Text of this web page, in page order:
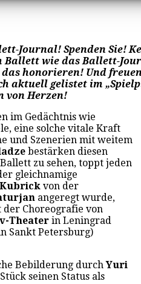
Journal! Spenden Sie!
Ballett wie das Ballett-
das honorieren! Und
aktuell gelistet im
von Herzen!
im Gedächtnis wie
eine solche vitale Kraft
und Szenerien mit weitem
bestärken diesen
Ballett zu sehen, toppt jeden
gleichnamige
von der
angeregt wurde,
der Choreografie von
Theater in Leningrad
Sankt Petersburg)
Bebilderung durchYuri
seinen Status als